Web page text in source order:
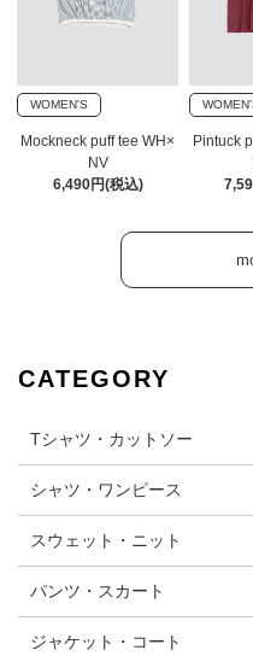
WOMEN'S
Mockneck puff tee WH×
NV
6,490円(税込)
Pintuck
CATEGORY
Tシャツ・カットソー
シャツ・ワンピース
スウェット・ニット
パンツ・スカート
ジャケット・コート